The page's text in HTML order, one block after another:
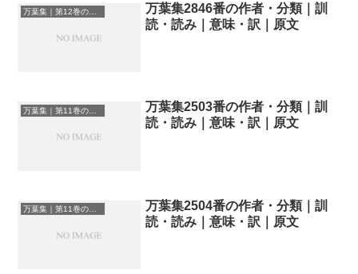
万葉集｜第12巻の和歌一覧
万葉集2846番の作者・分類｜訓
読・読み｜意味・訳｜原文
万葉集｜第11巻の和歌一覧
万葉集2503番の作者・分類｜訓
読・読み｜意味・訳｜原文
万葉集｜第11巻の和歌一覧
万葉集2504番の作者・分類｜訓
読・読み｜意味・訳｜原文